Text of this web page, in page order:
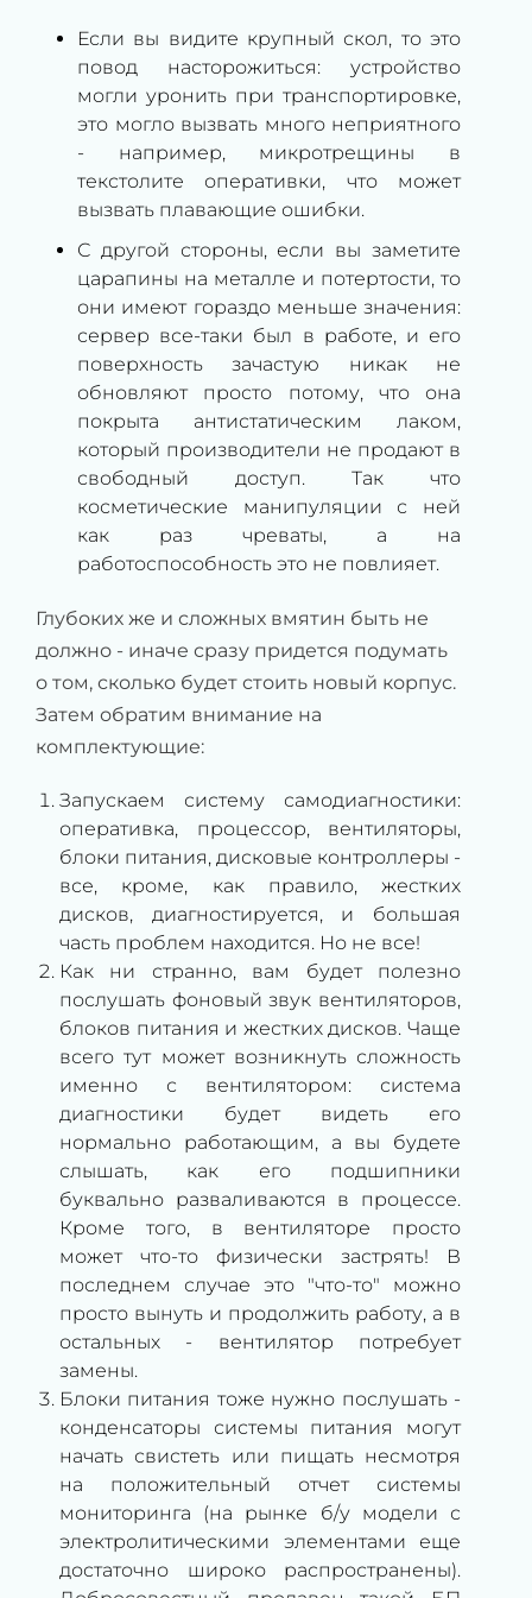
Если вы видите крупный скол, то это
повод насторожиться: устройство
могли уронить при транспортировке,
это могло вызвать много неприятного
- например, микротрещины в
текстолите оперативки, что может
вызвать плавающие ошибки.
С другой стороны, если вы заметите
царапины на металле и потертости, то
они имеют гораздо меньше значения:
сервер все-таки был в работе, и его
поверхность зачастую никак не
обновляют просто потому, что она
покрыта антистатическим лаком,
который производители не продают в
свободный доступ. Так что
косметические манипуляции с ней
как раз чреваты, а на
работоспособность это не повлияет.
Глубоких же и сложных вмятин быть не
должно - иначе сразу придется подумать
о том, сколько будет стоить новый корпус.
Затем обратим внимание на
комплектующие:
Запускаем систему самодиагностики:
оперативка, процессор, вентиляторы,
блоки питания, дисковые контроллеры -
все, кроме, как правило, жестких
дисков, диагностируется, и большая
часть проблем находится. Но не все!
Как ни странно, вам будет полезно
послушать фоновый звук вентиляторов,
блоков питания и жестких дисков. Чаще
всего тут может возникнуть сложность
именно с вентилятором: система
диагностики будет видеть его
нормально работающим, а вы будете
слышать, как его подшипники
буквально разваливаются в процессе.
Кроме того, в вентиляторе просто
может что-то физически застрять! В
последнем случае это "что-то" можно
просто вынуть и продолжить работу, а в
остальных - вентилятор потребует
замены.
Блоки питания тоже нужно послушать -
конденсаторы системы питания могут
начать свистеть или пищать несмотря
на положительный отчет системы
мониторинга (на рынке б/у модели с
электролитическими элементами еще
достаточно широко распространены).